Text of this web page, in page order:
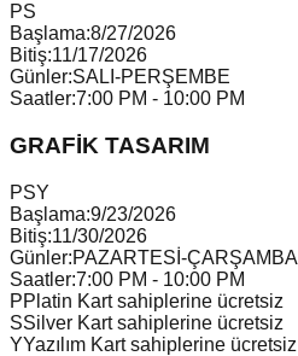
PS
Başlama:8/27/2026
Bitiş:11/17/2026
Günler:SALI-PERŞEMBE
Saatler:7:00 PM - 10:00 PM
GRAFİK TASARIM
PSY
Başlama:9/23/2026
Bitiş:11/30/2026
Günler:PAZARTESİ-ÇARŞAMBA
Saatler:7:00 PM - 10:00 PM
PPlatin Kart sahiplerine ücretsiz
SSilver Kart sahiplerine ücretsiz
YYazılım Kart sahiplerine ücretsiz